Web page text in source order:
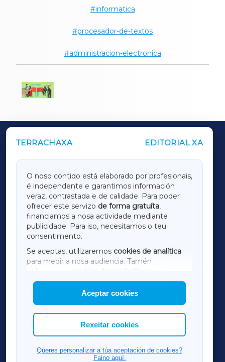
informatica
procesador-de-textos
administracion-electronica
TERRACHAXA EDITORIAL XA
O noso contido está elaborado por profesionais,
é independente e garantimos información
veraz, contrastada e de calidade. Para poder
ofrecer este servizo de forma gratuíta,
financiamos a nosa actividade mediante
publicidade. Para iso, necesitamos o teu
consentimento.
Se aceptas, utilizaremos cookies de analítica
para medir a nosa audiencia. Tamén
utilizaremos
cookies de marketing
mostrar publicidade de terceiros.
Así mesmo, podes personalizar a elección das
cookies que desexas permitir.
Aceptar cookies
Rexeitar cookies
Queres personalizar a túa aceptación de cookies?
Faino aquí.
OUTROS PERIÓDICOS
LUGOXA
TERRACHAXA
AMARIÑAXA
RIBEIRASACRAXA
ACORUÑAXA
FERROLXA